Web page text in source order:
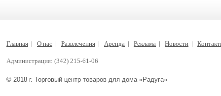
Администрация: (342) 215-61-06
© 2018 г. Торговый центр товаров для дома «Радуга»
Главная | О нас | Развлечения | Аренда | Реклама | Новости |